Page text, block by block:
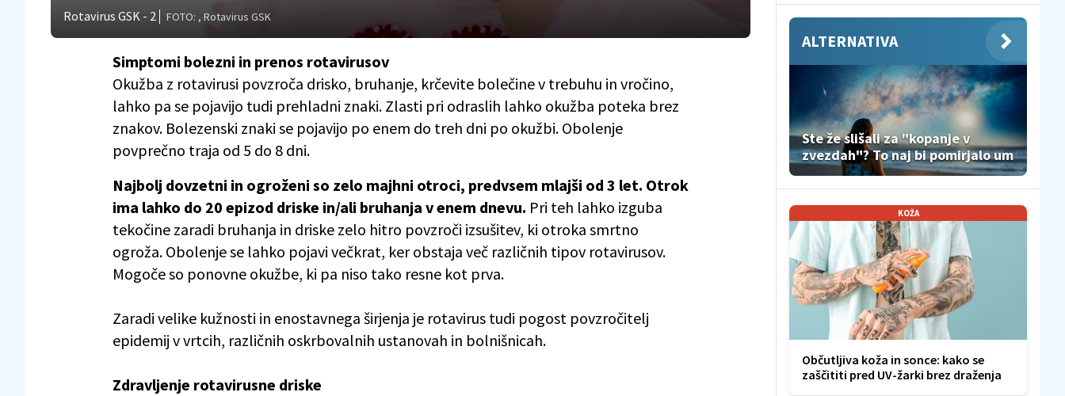
Rotavirus GSK - 2 FOTO: , Rotavirus GSK
Simptomi bolezni in prenos rotavirusov
Okužba z rotavirusi povzroča drisko, bruhanje, krčevite bolečine v trebuhu in vročino,
lahko pa se pojavijo tudi prehladni znaki. Zlasti pri odraslih lahko okužba poteka brez
znakov. Bolezenski znaki se pojavijo po enem do treh dni po okužbi. Obolenje
povprečno traja od 5 do 8 dni.
Najbolj dovzetni in ogroženi so zelo majhni otroci, predvsem mlajši od 3 let. Otrok
ima lahko do 20 epizod driske in/ali bruhanja v enem dnevu. Pri teh lahko izguba
tekočine zaradi bruhanja in driske zelo hitro povzroči izsušitev, ki otroka smrtno
ogroža. Obolenje se lahko pojavi večkrat, ker obstaja več različnih tipov rotavirusov.
Mogoče so ponovne okužbe, ki pa niso tako resne kot prva.
Zaradi velike kužnosti in enostavnega širjenja je rotavirus tudi pogost povzročitelj
epidemij v vrtcih, različnih oskrbovalnih ustanovah in bolnišnicah.
Zdravljenje rotavirusne driske
ALTERNATIVA
Ste že slišali za "kopanje v
zvezdah"? To naj bi pomirjalo um
KOŽA
Občutljiva koža in sonce: kako se
zaščititi pred UV-žarki brez draženja